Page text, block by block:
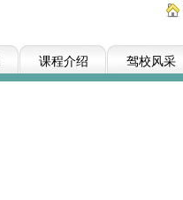
课程介绍 驾校风采